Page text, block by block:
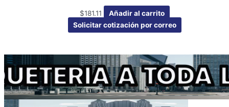
$181.11
Añadir al carrito
Solicitar cotización por correo